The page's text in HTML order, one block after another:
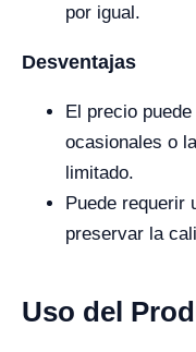
por igual.
Desventajas
El precio
ocasionales o
limitado.
Puede requerir
preservar la
Uso del